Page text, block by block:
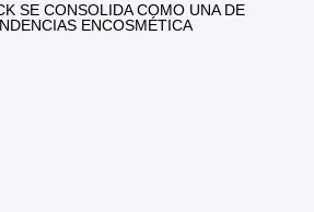
SE CONSOLIDA COMO UNA DE
ENCOSMÉTICA